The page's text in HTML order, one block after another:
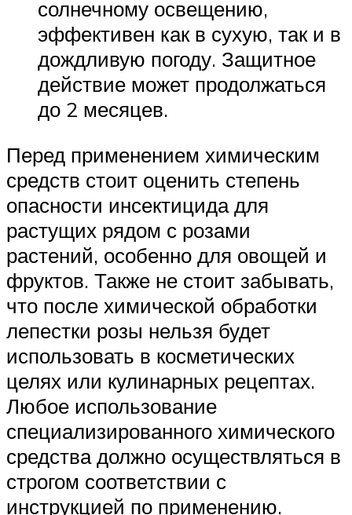
солнечному освещению,
эффективен как в сухую, так и в
дождливую погоду. Защитное
действие может продолжаться
до 2 месяцев.
Перед применением химическим
средств стоит оценить степень
опасности инсектицида для
растущих рядом с розами
растений, особенно для овощей и
фруктов. Также не стоит забывать,
что после химической обработки
лепестки розы нельзя будет
использовать в косметических
целях или кулинарных рецептах.
Любое использование
специализированного химического
средства должно осуществляться в
строгом соответствии с
инструкцией по применению.